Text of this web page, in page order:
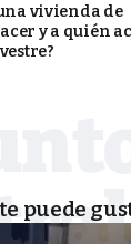
vivienda de
y a quién
puede